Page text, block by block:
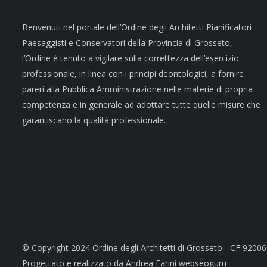
Benvenuti nel portale dell’Ordine degli Architetti Pianificatori
Paesaggisti e Conservatori della Provincia di Grosseto,
l’Ordine è tenuto a vigilare sulla correttezza dell’esercizio
professionale, in linea con i principi deontologici, a fornire
pareri alla Pubblica Amministrazione nelle materie di propria
competenza e in generale ad adottare tutte quelle misure che
garantiscano la qualità professionale.
© Copyright 2024 Ordine degli Architetti di Grosseto - CF
Progettato e realizzato da Andrea Farini webseoguru